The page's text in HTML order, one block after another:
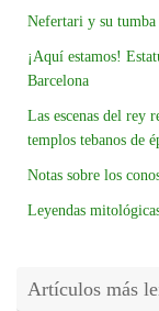
Nefertari y su tumba
¡Aquí estamos!
Barcelona
Las escenas del rey
templos tebanos de
Notas sobre los
Leyendas
Artículos más